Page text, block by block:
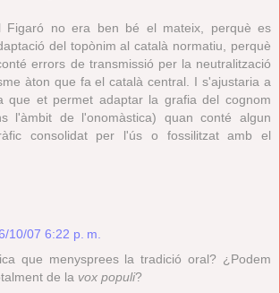
Figaró no era ben bé el mateix, perquè es
del topònim al català normatiu, perquè
errors de transmissió per la neutralització
àton que fa el català central. I s'ajustaria a
que et permet adaptar la grafia del cognom
l'àmbit de l'onomàstica) quan conté algun
consolidat per l'ús o fossilitzat amb el
10/07 6:22 p. m.
que menysprees la tradició oral? ¿Podem
de la vox populi?